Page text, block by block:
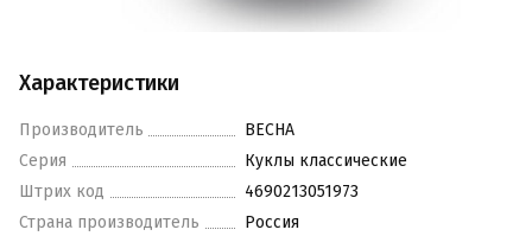
Характеристики
Производитель
ВЕСНА
Серия
Куклы классические
Штрих код
4690213051973
Страна производитель
Россия